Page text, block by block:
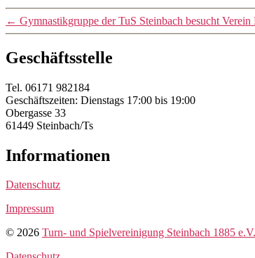
← Gymnastikgruppe der TuS Steinbach besucht
Geschäftsstelle
Tel. 06171 982184
Geschäftszeiten: Dienstags 17:00 bis 19:00
Obergasse 33
61449 Steinbach/Ts
Informationen
Datenschutz
Impressum
© 2026 Turn- und Spielvereinigung Steinbach 1885 e.V.